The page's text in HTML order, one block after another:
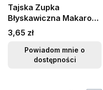
Tajska Zupka
Błyskawiczna Makaron
Ryżowy Wołowy
Wołowina PHO BO 55g
MAMA
Cena
3,65 zł
Powiadom mnie o
dostępności